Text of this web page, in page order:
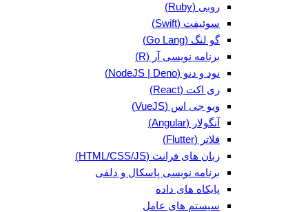
روبی (Ruby)
سوئیفت (Swift)
گو لنگ (Go Lang)
برنامه نویسی آر (R)
نود و دنو (NodeJS | Deno)
ری اکت (React)
ویو جی اس (VueJS)
آنگولار (Angular)
فلاتر (Flutter)
زبان های فرانت (HTML/CSS/JS)
برنامه نویسی پاسکال و دلفی
پایکاه های داده
سیستم های عامل